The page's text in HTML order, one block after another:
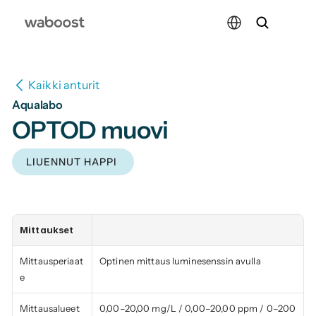
Kaikki anturit
Aqualabo
OPTOD muovi
LIUENNUT HAPPI
Mittaukset
Mittausperiaat
e
Optinen mittaus luminesenssin avulla
Mittausalueet
0,00–20,00 mg/L / 0,00–20,00 ppm / 0–200